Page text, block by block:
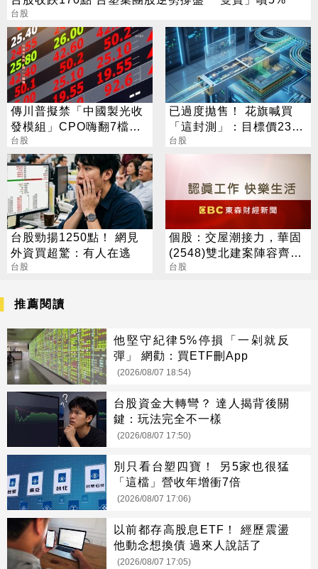
台股
傳川普擬禁「中國製光收
發模組」CPO嗨翻7檔攻
漲停
台股
已過度拋售！ 花旗喊買
「這封測」：目標價230
元
台股
台股勁揚1250點！ 網見
外資買超驚：有人在逃
台股
個股：交屋潮接力，華固
(2548)雙北建案陣容齊
發，下半年營運攀高峰
台股
推薦閱讀
他堅守紀律5%停損「一剁就反
彈」 網勸：買ETF刪App
(2026/08/07 18:54)
台股資金大轉彎？ 達人揭背後關
鍵：玩法完全不一樣
(2026/08/07 17:50)
別只看台塑四寶！ 另5家也很猛
「這檔」營收年增衝7倍
(2026/08/07 17:06)
以前都存高股息ETF！ 經歷震盪
他動念想換債 過來人說話了
(2026/08/07 17:05)